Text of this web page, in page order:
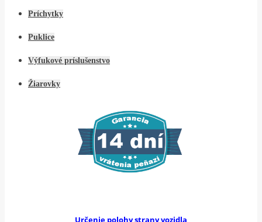
Príchytky
Puklice
Výfukové príslušenstvo
Žiarovky
Určenie polohy strany vozidla